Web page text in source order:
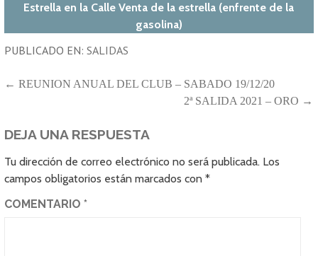
Estrella en la Calle Venta de la estrella (enfrente de la
gasolina)
PUBLICADO EN:SALIDAS
NAVEGACIÓN
ENTRADAS
← REUNION ANUAL DEL CLUB – SABADO 19/12/20
2ª SALIDA 2021 – ORO →
DEJA UNA RESPUESTA
Tu dirección de correo electrónico no será publicada. Los
campos obligatorios están marcados con*
COMENTARIO*